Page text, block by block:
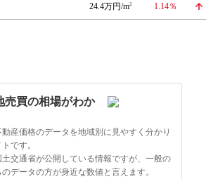
24.4万円/m2 1.14％
売買の相場がわか
産価格のデータを地域別に見やすく分かり
です。
交通省が公開している情報ですが、一般の
データの方が身近な数値と言えます。